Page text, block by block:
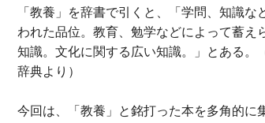
「教養」を辞書で引くと、「学問、知識な
われた品位。教育、勉学などによって蓄え
知識。文化に関する広い知識。」とある。
辞典より）
今回は、「教養」と銘打った本を多角的に